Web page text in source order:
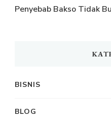
Penyebab Bakso Tidak
BISNIS
BLOG